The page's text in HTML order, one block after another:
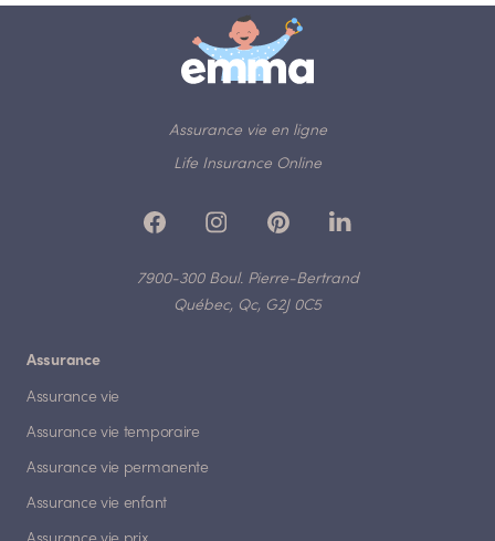
Assurance vie en ligne
Life Insurance Online
7900-300 Boul. Pierre-Bertrand
Québec, Qc, G2J 0C5
Assurance
Assurance vie
Assurance vie temporaire
Assurance vie permanente
Assurance vie enfant